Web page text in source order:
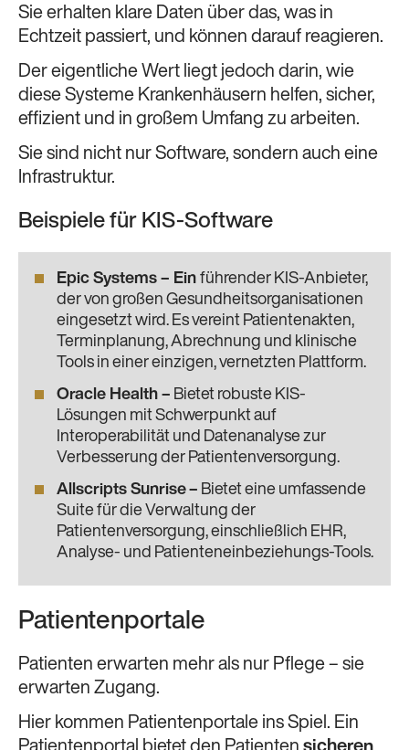
Sie erhalten klare Daten über das, was in
Echtzeit passiert, und können darauf reagieren.
Der eigentliche Wert liegt jedoch darin, wie
diese Systeme Krankenhäusern helfen, sicher,
effizient und in großem Umfang zu arbeiten.
Sie sind nicht nur Software, sondern auch eine
Infrastruktur.
Beispiele für KIS-Software
Epic Systems – Ein führender KIS-Anbieter,
der von großen Gesundheitsorganisationen
eingesetzt wird. Es vereint Patientenakten,
Terminplanung, Abrechnung und klinische
Tools in einer einzigen, vernetzten Plattform.
Oracle Health – Bietet robuste KIS-
Lösungen mit Schwerpunkt auf
Interoperabilität und Datenanalyse zur
Verbesserung der Patientenversorgung.
Allscripts Sunrise– Bietet eine umfassende
Suite für die Verwaltung der
Patientenversorgung, einschließlich EHR,
Analyse- und Patienteneinbeziehungs-Tools.
Patientenportale
Patienten erwarten mehr als nur Pflege – sie
erwarten Zugang.
Hier kommen Patientenportale ins Spiel. Ein